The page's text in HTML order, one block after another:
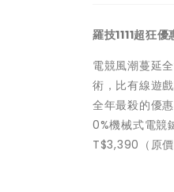
羅技1111超狂
電競風潮蔓延
術，比有線遊
全年最殺的優
0%機械式電競
T$3,390（原